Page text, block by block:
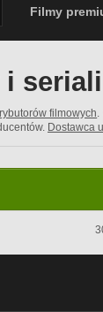
Filmy
filmowych.
Dostawca